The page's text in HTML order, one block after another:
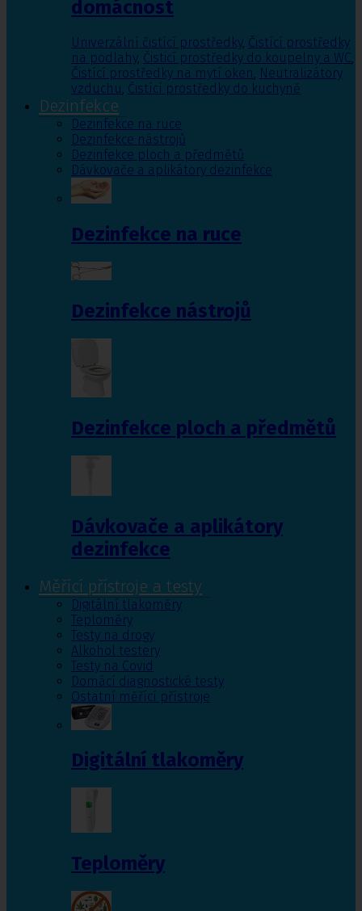
domácnost
Univerzální čistící prostředky, Čistící prostředky
na podlahy, Čisticí prostředky do koupelny a WC,
Čistící prostředky na mytí oken, Neutralizátory
vzduchu, Čistící prostředky do kuchyně
Dezinfekce
Dezinfekce na ruce
Dezinfekce nástrojů
Dezinfekce ploch a předmětů
Dávkovače a aplikátory dezinfekce
Dezinfekce na ruce
Dezinfekce nástrojů
Dezinfekce ploch a předmětů
Dávkovače a aplikátory
dezinfekce
Měřící přístroje a testy
Digitální tlakoměry
Teploměry
Testy na drogy
Alkohol testery
Testy na Covid
Domácí diagnostické testy
Ostatní měřící přístroje
Digitální tlakoměry
Teploměry